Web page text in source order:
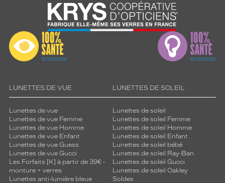
LUNETTES DE VUE
Lunettes de vue
Lunettes de vue Femme
Lunettes de vue Homme
Lunettes de vue Enfant
Lunettes de vue Guess
Lunettes de vue Gucci
Les Forfaits [K] à partir de 39€ -
monture + verres
Lunettes anti-lumière bleue
LUNETTES DE SOLEIL
Lunettes de soleil
Lunettes de soleil Femme
Lunettes de soleil Homme
Lunettes de soleil Enfant
Lunettes de soleil bébé
Lunettes de soleil Ray-Ban
Lunettes de soleil Gucci
Lunettes de soleil Oakley
Soldes